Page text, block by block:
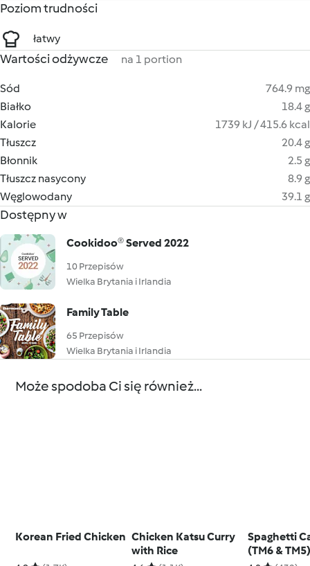
Poziom trudności
łatwy
Wartości odżywcze na 1 portion
Sód
764.9 mg
Białko
18.4 g
Kalorie
1739 kJ / 415.6 kcal
Tłuszcz
20.4 g
Błonnik
2.5 g
Tłuszcz nasycony
8.9 g
Węglowodany
39.1 g
Dostępny w
Cookidoo® Served 2022
10 Przepisów
Wielka Brytania i Irlandia
Family Table
65 Przepisów
Wielka Brytania i Irlandia
Może spodoba Ci się również...
Korean Fried Chicken Chicken Katsu Curry
with Rice
Spaghetti
(TM6 &